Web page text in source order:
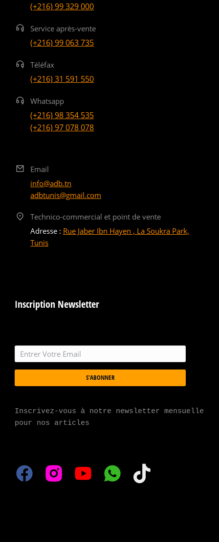
(+216) 99 329 000
Service après-vente
(+216) 99 063 735
Téléfax
(+216) 31 591 550
Whatsapp
(+216) 98 354 535
(+216) 97 078 078
Email
info@adb.tn
adbtunis@gmail.com
Technico-commercial et point de vente
Adresse : Rue Jaber Ibn Hayen , La Soukra Park,
Tunis
Inscription Newsletter
S'ABONNER
Inscrivez-vous à notre newsletter mensuelle
pour nos articles